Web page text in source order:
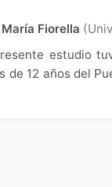
Fiorella (
estudio
de 12 años del